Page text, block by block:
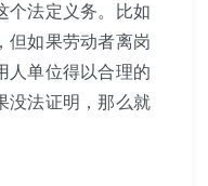
个法定义务。比如
但如果劳动者离岗
人单位得以合理的
没法证明，那么就